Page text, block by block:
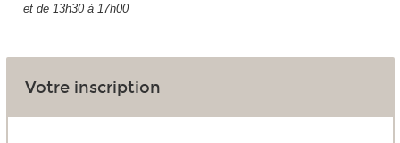
et de 13h30 à 17h00
Votre inscription